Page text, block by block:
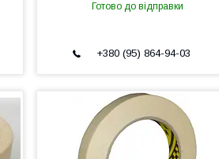
Готово до відправки
+380 (95) 864-94-03